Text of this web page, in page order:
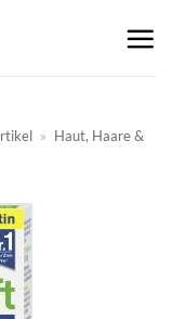
» Haut, Haare &